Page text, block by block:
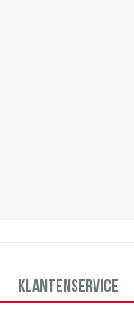
KLANTENSERVICE